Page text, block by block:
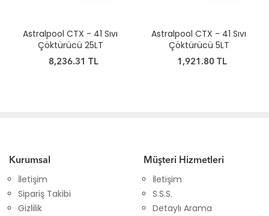
Astralpool CTX - 41 Sıvı
Çöktürücü 25LT
8,236.31 TL
Astralpool CTX - 41 Sıvı
Çöktürücü 5LT
1,921.80 TL
Kurumsal
İletişim
Sipariş Takibi
Gizlilik
Müşteri Hizmetleri
İletişim
S.S.S.
Detaylı Arama